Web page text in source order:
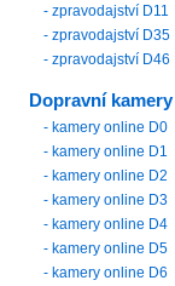
- zpravodajství D11
- zpravodajství D35
- zpravodajství D46
Dopravní kamery
- kamery online D0
- kamery online D1
- kamery online D2
- kamery online D3
- kamery online D4
- kamery online D5
- kamery online D6